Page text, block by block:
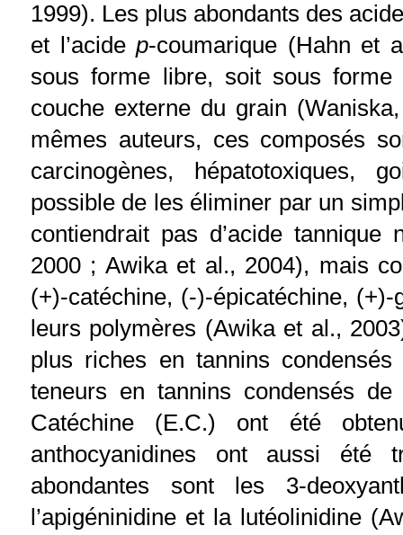
1999). Les plus abondants des
et l’acidep-coumarique (Hahn et
sous forme libre, soit sous
couche externe du grain
mêmes auteurs, ces composés
carcinogènes, hépatotoxiques,
possible de les éliminer par un
contiendrait pas d’acide
2000 ; Awika et al., 2004), mais
(+)-catéchine, (-)-épicatéchine,
leurs polymères (Awika et al.,
plus riches en tannins
teneurs en tannins condensés
Catéchine (E.C.) ont été
anthocyanidines ont aussi été
abondantes sont les 3-
l’apigéninidine et la lutéolinidine